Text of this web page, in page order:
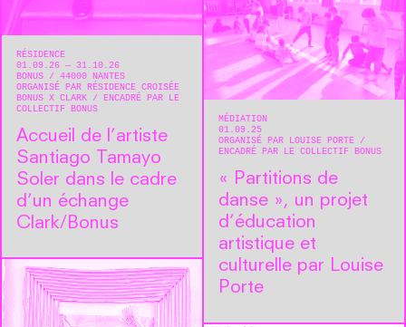
RÉSIDENCE
01.09.26 — 31.10.26
BONUS
44000 NANTES
ORGANISÉ PAR RÉSIDENCE CROISÉE
BONUS X CLARK
ENCADRÉ PAR LE
COLLECTIF BONUS
Accueil de l’artiste
Santiago Tamayo
Soler dans le cadre
d’un échange
Clark/Bonus
MÉDIATION
01.09.25
ORGANISÉ PAR LOUISE PORTE
ENCADRÉ PAR LE COLLECTIF BONUS
« Partitions de
danse », un projet
d’éducation
artistique et
culturelle par Louise
Porte